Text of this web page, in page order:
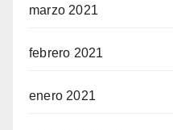
marzo 2021
febrero 2021
enero 2021